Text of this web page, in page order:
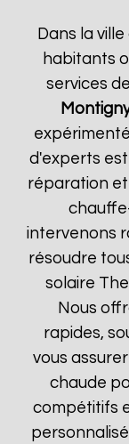
Dans la ville
habitants
services
d'experts
réparation
intervenons
résoudre
solaire
Nous
rapides,
vous
chaude
compétitifs